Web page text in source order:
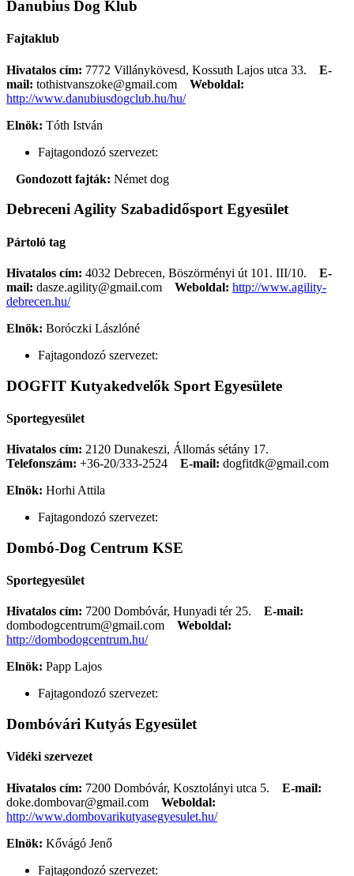
Danubius Dog Klub
Fajtaklub
Hivatalos cím: 7772 Villánykövesd, Kossuth Lajos utca 33. E-
mail: tothistvanszoke@gmail.com
Weboldal:
http://www.danubiusdogclub.hu/hu/
Elnök: Tóth István
Fajtagondozó szervezet:
Gondozott fajták: Német dog
Debreceni Agility Szabadidősport Egyesület
Pártoló tag
Hivatalos cím: 4032 Debrecen, Böszörményi út 101. III/10. E-
mail: dasze.agility@gmail.com Weboldal: http://www.agility-
debrecen.hu/
Elnök: Boróczki Lászlóné
Fajtagondozó szervezet:
DOGFIT Kutyakedvelők Sport Egyesülete
Sportegyesület
Hivatalos cím: 2120 Dunakeszi, Állomás sétány 17.
Telefonszám: +36-20/333-2524 E-mail: dogfitdk@gmail.com
Elnök: Horhi Attila
Fajtagondozó szervezet:
Dombó-Dog Centrum KSE
Sportegyesület
Hivatalos cím: 7200 Dombóvár, Hunyadi tér 25. E-mail:
dombodogcentrum@gmail.com
Weboldal:
http://dombodogcentrum.hu/
Elnök: Papp Lajos
Fajtagondozó szervezet:
Dombóvári Kutyás Egyesület
Vidéki szervezet
Hivatalos cím: 7200 Dombóvár, Kosztolányi utca 5. E-mail:
doke.dombovar@gmail.com
Weboldal:
http://www.dombovarikutyasegyesulet.hu/
Elnök: Kővágó Jenő
Fajtagondozó szervezet: